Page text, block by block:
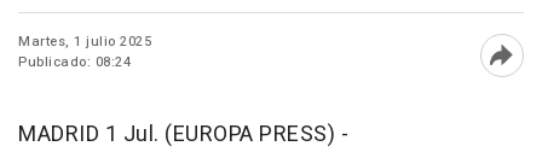
Martes, 1 julio 2025
Publicado: 08:24
MADRID 1 Jul. (EUROPA PRESS) -